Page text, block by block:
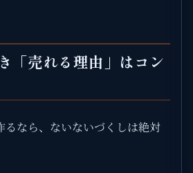
「売れる理由」はコン
るなら、ないないづくしは絶対